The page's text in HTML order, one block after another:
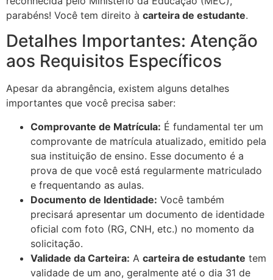
parabéns! Você tem direito à carteira de estudante.
Detalhes Importantes: Atenção
aos Requisitos Específicos
Apesar da abrangência, existem alguns detalhes
importantes que você precisa saber:
Comprovante de Matrícula: É fundamental ter um
comprovante de matrícula atualizado, emitido pela
sua instituição de ensino. Esse documento é a
prova de que você está regularmente matriculado
e frequentando as aulas.
Documento de Identidade: Você também
precisará apresentar um documento de identidade
oficial com foto (RG, CNH, etc.) no momento da
solicitação.
Validade da Carteira: A carteira de estudante tem
validade de um ano, geralmente até o dia 31 de